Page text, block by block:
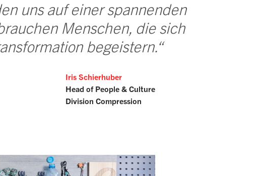
uns auf einer spannenden
Menschen, die sich
begeistern.“
Iris Schierhuber
Head of People & Culture
Division Compression